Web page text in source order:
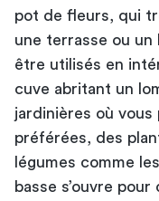
pot de fleurs, qui
une terrasse ou un
être utilisés en
cuve abritant un
jardinières où
préférées, des
légumes comme
basse s’ouvre